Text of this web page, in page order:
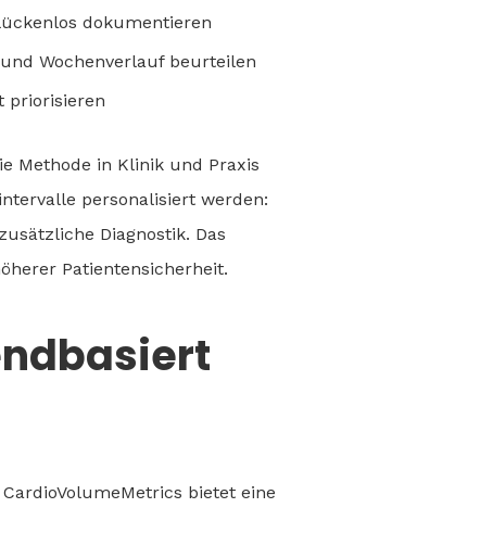
dokumentieren
Wochenverlauf beurteilen
priorisieren
Methode in Klinik und Praxis
personalisiert werden:
Diagnostik. Das
Patientensicherheit.
bietet eine